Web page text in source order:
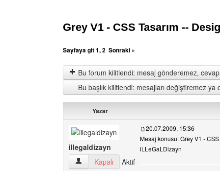
Grey V1 - CSS Tasarım --
Sayfaya git1,2 Sonraki »
Bu forum kilitlendi: mesaj gönderemez,
Bu başlık kilitlendi: mesajları değiştiremez ya
Yazar
illegaldizayn
illegaldizayn Kullanıcının profilini görüntüle
Kapalı
Aktif
20.07.2009, 15:36
Mesaj konusu: Grey V1 -
iLLeGaLDizayn